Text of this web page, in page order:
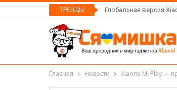
ТРЕНДЫ Глобальная версия
Главная Новости Xiaomi Mi Play —